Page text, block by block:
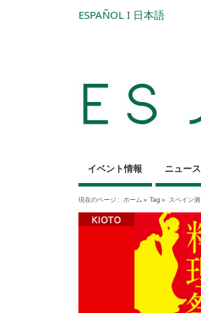
ESPAÑOL I 日本語
イベント情報 ニュース
現在のページ : ホーム » Tag » スペイン酒